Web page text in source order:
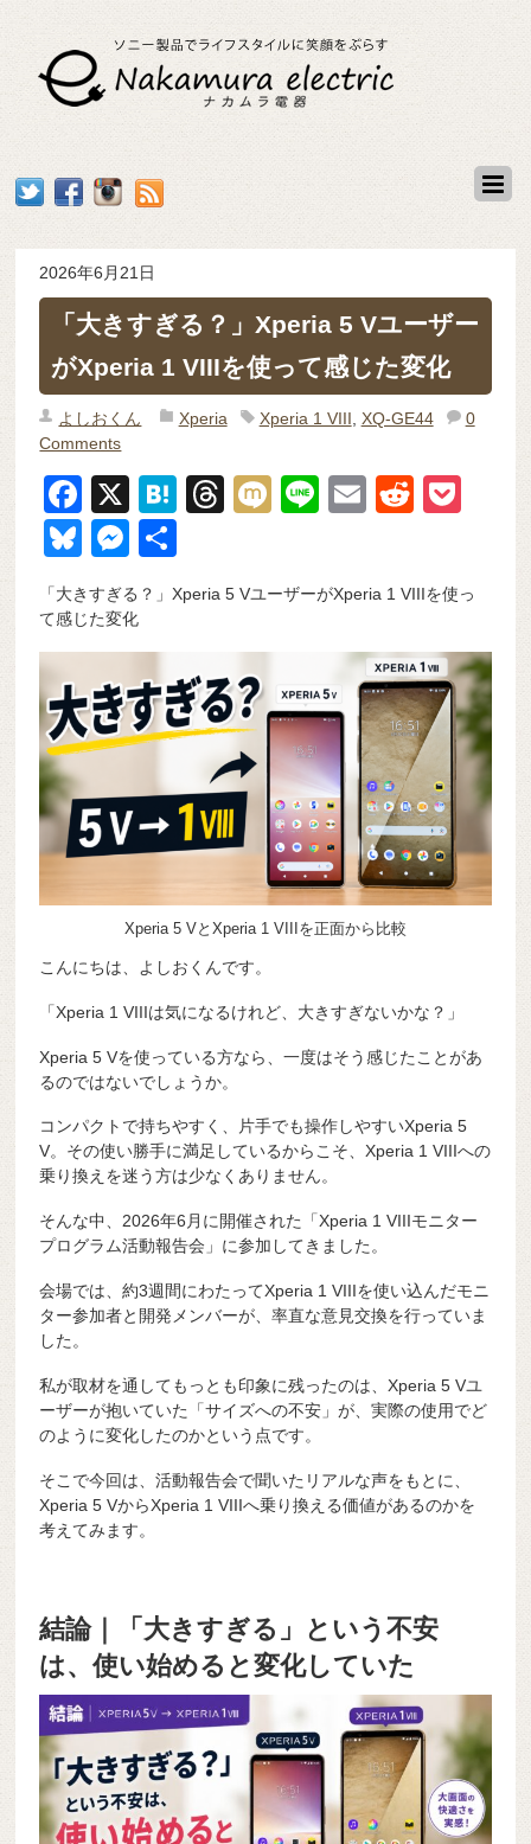
2026年6月21日
「大きすぎる？」Xperia 5 Vユーザー
がXperia 1 VIIIを使って感じた変化
よしおくん Xperia Xperia 1 VIII XQ-GE44
0
Comments
F
a
c
e
b
o
o
k
X
H
n
T
a
d
s
M
Li
E
R
di
t
et
Bl
u
e
sk
y
M
ss
e
n
g
「大きすぎる？」Xperia 5 VユーザーがXperia 1 VIIIを使っ
て感じた変化
Xperia 5 VとXperia 1 VIIIを正面から比較
こんにちは、よしおくんです。
「Xperia 1 VIIIは気になるけれど、大きすぎないかな？」
Xperia 5 Vを使っている方なら、一度はそう感じたことがあ
るのではないでしょうか。
コンパクトで持ちやすく、片手でも操作しやすいXperia 5
V。その使い勝手に満足しているからこそ、Xperia 1 VIIIへの
乗り換えを迷う方は少なくありません。
そんな中、2026年6月に開催された「Xperia 1 VIIIモニター
プログラム活動報告会」に参加してきました。
会場では、約3週間にわたってXperia 1 VIIIを使い込んだモニ
ター参加者と開発メンバーが、率直な意見交換を行っていま
した。
私が取材を通してもっとも印象に残ったのは、Xperia 5 Vユ
ーザーが抱いていた「サイズへの不安」が、実際の使用でど
のように変化したのかという点です。
そこで今回は、活動報告会で聞いたリアルな声をもとに、
Xperia 5 VからXperia 1 VIIIへ乗り換える価値があるのかを
考えてみます。
結論｜「大きすぎる」という不安
は、使い始めると変化していた